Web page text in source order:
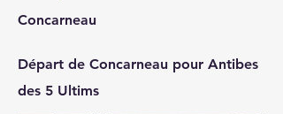
Concarneau
Départ de Concarneau pour Antibes
des 5 Ultims